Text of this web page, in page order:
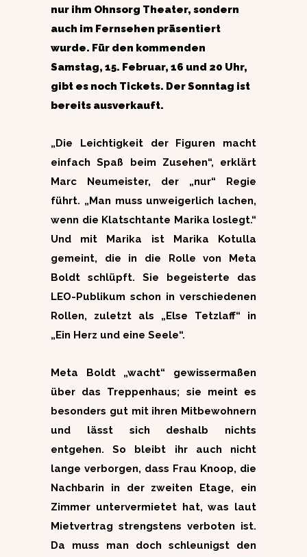
nur ihm Ohnsorg Theater, sondern
auch im Fernsehen präsentiert
wurde. Für den kommenden
Samstag, 15. Februar, 16 und 20 Uhr,
gibt es noch Tickets. Der Sonntag ist
bereits ausverkauft.
„Die Leichtigkeit der Figuren macht
einfach Spaß beim Zusehen“, erklärt
Marc Neumeister, der „nur“ Regie
führt. „Man muss unweigerlich lachen,
wenn die Klatschtante Marika loslegt.“
Und mit Marika ist Marika Kotulla
gemeint, die in die Rolle von Meta
Boldt schlüpft. Sie begeisterte das
LEO-Publikum schon in verschiedenen
Rollen, zuletzt als „Else Tetzlaff“ in
„Ein Herz und eine Seele“.
Meta Boldt „wacht“ gewissermaßen
über das Treppenhaus; sie meint es
besonders gut mit ihren Mitbewohnern
und lässt sich deshalb nichts
entgehen. So bleibt ihr auch nicht
lange verborgen, dass Frau Knoop, die
Nachbarin in der zweiten Etage, ein
Zimmer untervermietet hat, was laut
Mietvertrag strengstens verboten ist.
Da muss man doch schleunigst den